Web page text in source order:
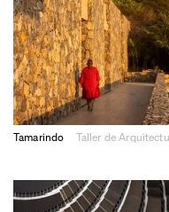
Tamarindo Taller de